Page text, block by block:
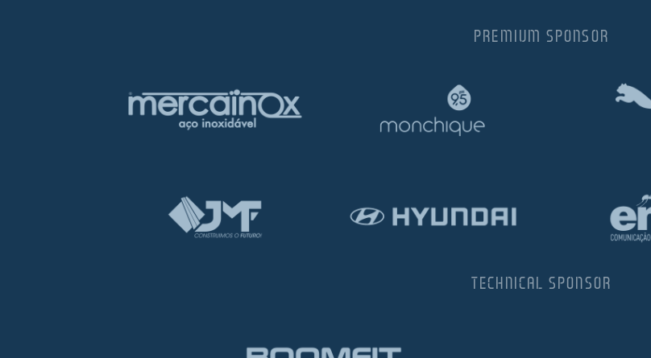
PREMIUM SPONSOR
TECHNICAL SPONSOR